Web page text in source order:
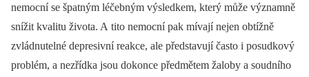
nemocní se špatným léčebným výsledkem, který může významně
snížit kvalitu života. A tito nemocní pak mívají nejen obtížně
zvládnutelné depresivní reakce, ale představují často i posudkový
problém, a nezřídka jsou dokonce předmětem žaloby a soudního